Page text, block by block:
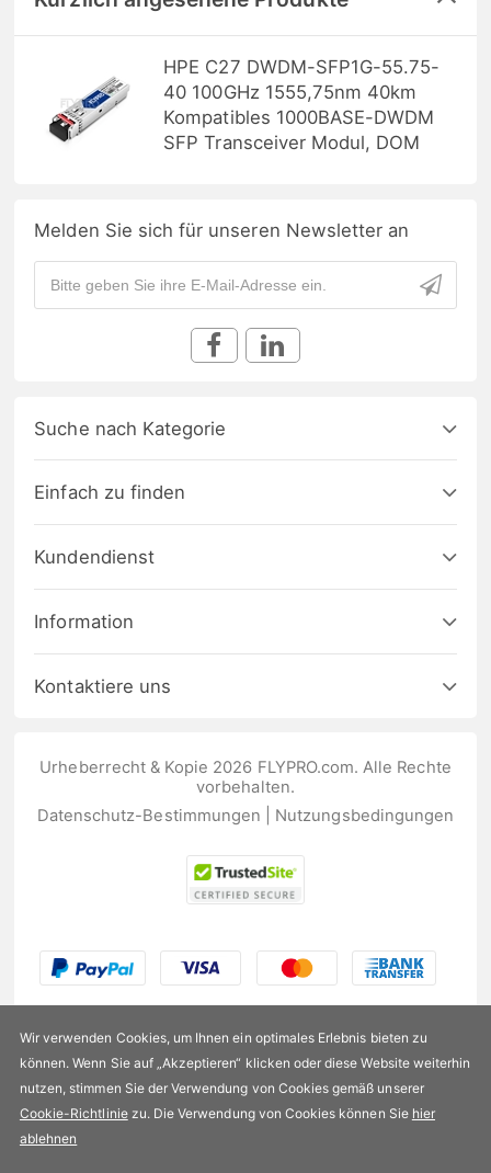
US$147,99
HPE C27 DWDM-SFP1G-55.75-
40 100GHz 1555,75nm 40km
Kompatibles 1000BASE-DWDM
SFP Transceiver Modul, DOM
Melden Sie sich für unseren Newsletter an
Suche nach Kategorie
Einfach zu finden
Kundendienst
Information
Kontaktiere uns
Urheberrecht & Kopie 2026 FLYPRO.com. Alle Rechte
vorbehalten.
Datenschutz-Bestimmungen
Nutzungsbedingungen
Wir verwenden Cookies, um Ihnen ein optimales Erlebnis bieten zu
können. Wenn Sie auf „Akzeptieren“ klicken oder diese Website weiterhin
nutzen, stimmen Sie der Verwendung von Cookies gemäß unserer
Cookie-Richtliniezu. Die Verwendung von Cookies können Sie hier
ablehnen